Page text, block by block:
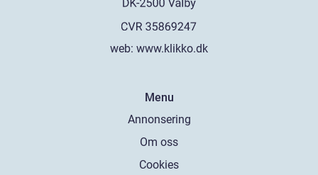
web: www.klikko.dk
Menu
Annonsering
Om oss
Cookies